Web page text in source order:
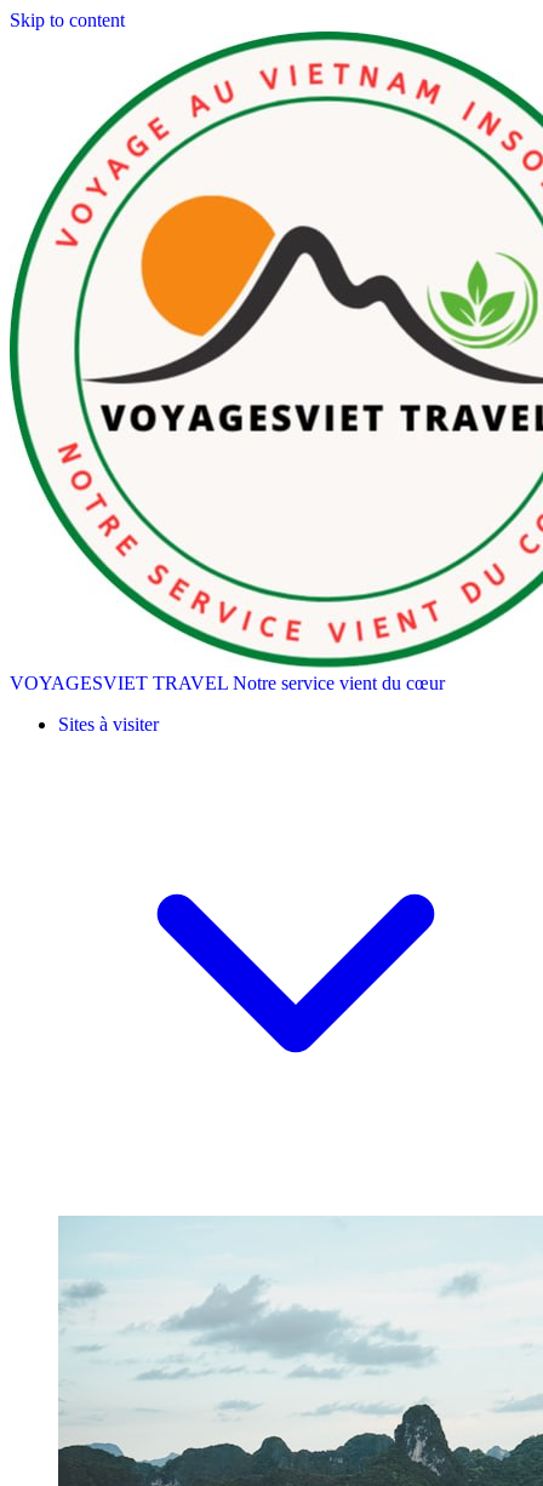
Skip to content
VOYAGESVIET TRAVEL Notre service vient du cœur
Sites à visiter